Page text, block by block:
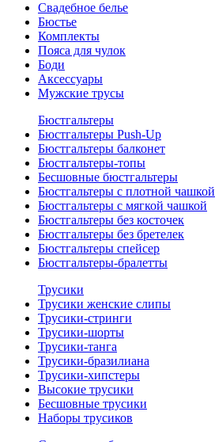
Свадебное белье
Бюстье
Комплекты
Пояса для чулок
Боди
Аксессуары
Мужские трусы
Бюстгальтеры
Бюстгальтеры Push-Up
Бюстгальтеры балконет
Бюстгальтеры-топы
Бесшовные бюстгальтеры
Бюстгальтеры с плотной чашкой
Бюстгальтеры с мягкой чашкой
Бюстгальтеры без косточек
Бюстгальтеры без бретелек
Бюстгальтеры спейсер
Бюстгальтеры-бралетты
Трусики
Трусики женские слипы
Трусики-стринги
Трусики-шорты
Трусики-танга
Трусики-бразилиана
Трусики-хипстеры
Высокие трусики
Бесшовные трусики
Наборы трусиков